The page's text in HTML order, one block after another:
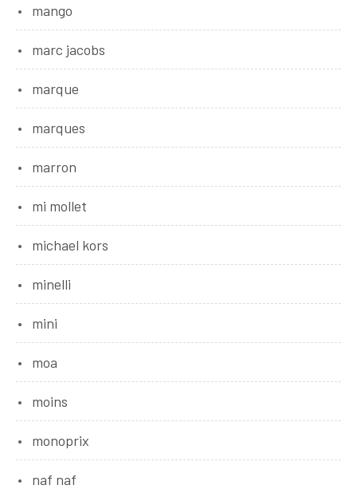
mango
marc jacobs
marque
marques
marron
mi mollet
michael kors
minelli
mini
moa
moins
monoprix
naf naf